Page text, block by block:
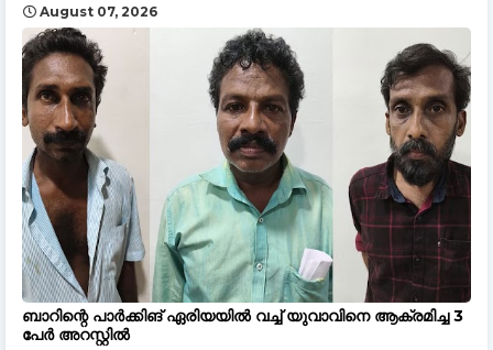
August 07, 2026
ബാറിന്റെ പാർക്കിങ് ഏരിയയിൽ വച്ച് യുവാവിനെ ആക്രമിച്ച 3
പേർ അറസ്റ്റിൽ